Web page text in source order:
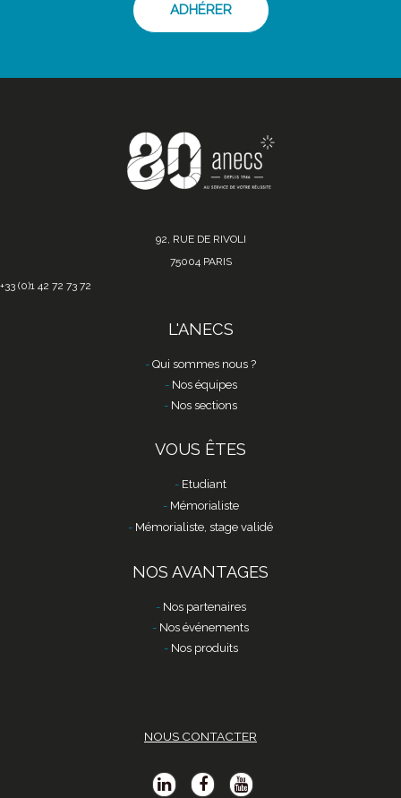
ADHÉRER
92, RUE DE RIVOLI
75004 PARIS
+33 (0)1 42 72 73 72
L'ANECS
Qui sommes nous ?
Nos équipes
Nos sections
VOUS ÊTES
Etudiant
Mémorialiste
Mémorialiste, stage validé
NOS AVANTAGES
Nos partenaires
Nos événements
Nos produits
NOUS CONTACTER